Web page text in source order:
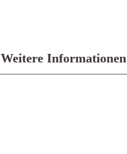
Weitere Informationen